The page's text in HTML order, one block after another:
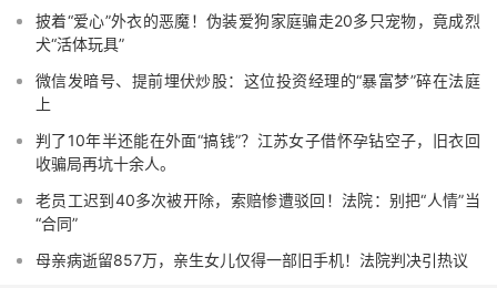
披着“爱心”外衣的恶魔！伪装爱狗家庭骗走20多只宠物，竟成烈
犬“活体玩具”
微信发暗号、提前埋伏炒股：这位投资经理的“暴富梦”碎在法庭
上
判了10年半还能在外面“搞钱”？江苏女子借怀孕钻空子，旧衣回
收骗局再坑十余人。
老员工迟到40多次被开除，索赔惨遭驳回！法院：别把“人情”当
“合同”
母亲病逝留857万，亲生女儿仅得一部旧手机！法院判决引热议